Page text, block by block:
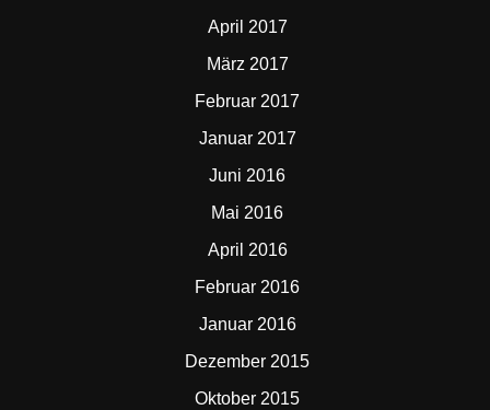
April 2017
März 2017
Februar 2017
Januar 2017
Juni 2016
Mai 2016
April 2016
Februar 2016
Januar 2016
Dezember 2015
Oktober 2015